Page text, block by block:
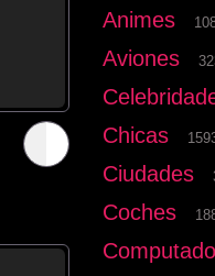
Animes
Aviones
Chicas
Ciudades
Coches